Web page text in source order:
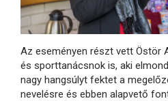
Az eseményen részt vett Östör
és sporttanácsnok is, aki
nagy hangsúlyt fektet a
nevelésre és ebben alapvető